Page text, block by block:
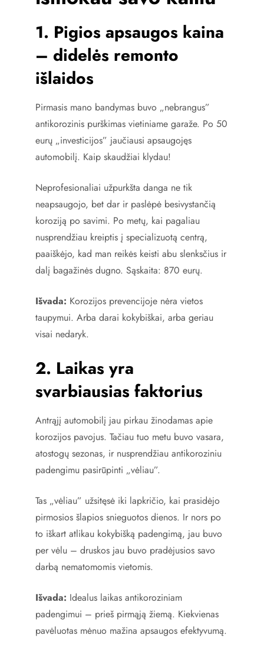
1. Pigios apsaugos kaina
– didelės remonto
išlaidos
Pirmasis mano bandymas buvo „nebrangus”
antikorozinis purškimas vietiniame garaže. Po 50
eurų „investicijos” jaučiausi apsaugojęs
automobilį. Kaip skaudžiai klydau!
Neprofesionaliai užpurkšta danga ne tik
neapsaugojo, bet dar ir paslėpė besivystančią
koroziją po savimi. Po metų, kai pagaliau
nusprendžiau kreiptis į specializuotą centrą,
paaiškėjo, kad man reikės keisti abu slenksčius ir
dalį bagažinės dugno. Sąskaita: 870 eurų.
Išvada: Korozijos prevencijoje nėra vietos
taupymui. Arba darai kokybiškai, arba geriau
visai nedaryk.
2. Laikas yra
svarbiausias faktorius
Antrąjį automobilį jau pirkau žinodamas apie
korozijos pavojus. Tačiau tuo metu buvo vasara,
atostogų sezonas, ir nusprendžiau antikoroziniu
padengimu pasirūpinti „vėliau”.
Tas „vėliau” užsitęsė iki lapkričio, kai prasidėjo
pirmosios šlapios snieguotos dienos. Ir nors po
to iškart atlikau kokybišką padengimą, jau buvo
per vėlu – druskos jau buvo pradėjusios savo
darbą nematomomis vietomis.
Išvada: Idealus laikas antikoroziniam
padengimui – prieš pirmąją žiemą. Kiekvienas
pavėluotas mėnuo mažina apsaugos efektyvumą.